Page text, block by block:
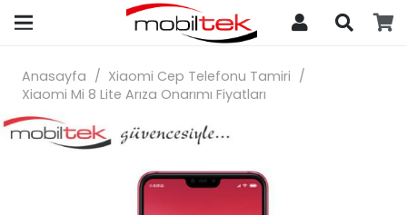
Anasayfa / Xiaomi Cep Telefonu Tamiri /
Xiaomi Mi 8 Lite Arıza Onarımı Fiyatları